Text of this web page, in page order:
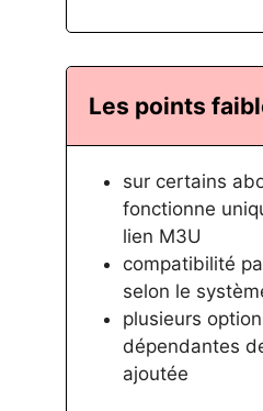
Les points
sur certains
fonctionne
lien M3U
compatibilité
selon le
plusieurs
dépendantes
ajoutée